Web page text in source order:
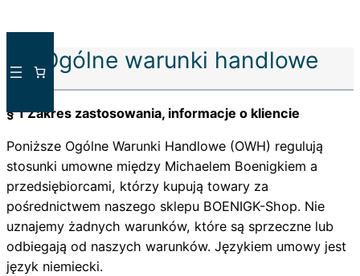
treści
Ogólne warunki handlowe
§ 1 Zakres zastosowania, informacje o kliencie
Poniższe Ogólne Warunki Handlowe (OWH) regulują
stosunki umowne między Michaelem Boenigkiem a
przedsiębiorcami, którzy kupują towary za
pośrednictwem naszego sklepu BOENIGK-Shop. Nie
uznajemy żadnych warunków, które są sprzeczne lub
odbiegają od naszych warunków. Językiem umowy jest
język niemiecki.